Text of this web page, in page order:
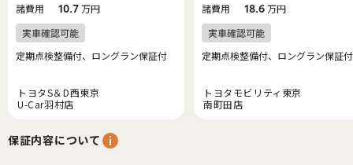
諸費用
10.7万円
定期点検整備付、ロングラン保証付
トヨタS＆D西東京
U-Car羽村店
諸費用
18.6万円
定期点検整備付、ロングラン保証付
トヨタモビリティ東京
南町田店
保証内容について